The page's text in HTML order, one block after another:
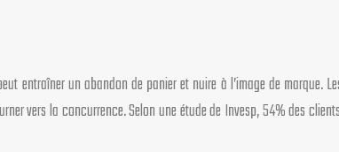
entraîner un abandon de panier et nuire à l’image de marque.
vers la concurrence. Selon une étude de Invesp, 54% des